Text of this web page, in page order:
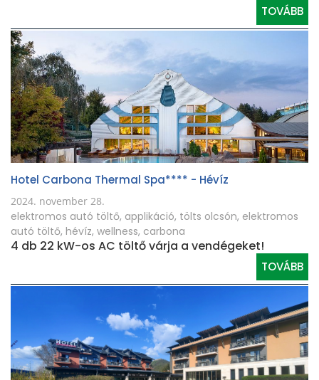
TOVÁBB
Hotel Carbona Thermal Spa**** - Hévíz
2024. november 28.
elektromos autó töltő, applikáció, tölts olcsón, elektromos
autó töltő, hévíz, wellness, carbona
4 db 22 kW-os AC töltő várja a vendégeket!
TOVÁBB